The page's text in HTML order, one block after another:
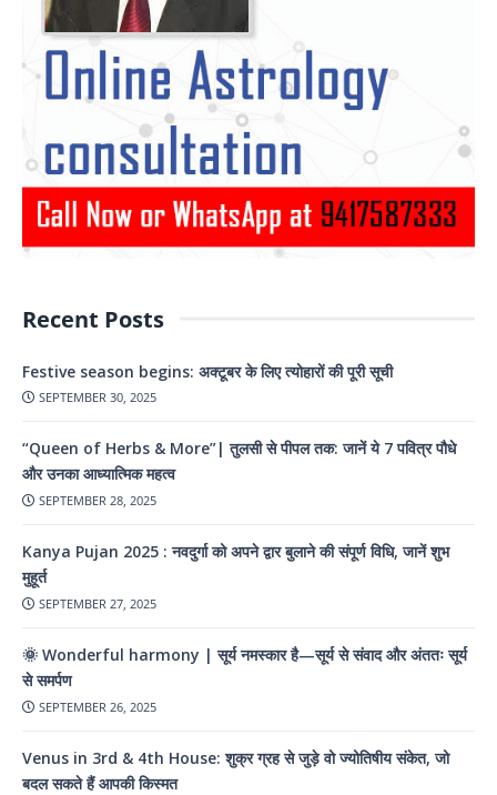
Recent Posts
Festive season begins: अक्टूबर के लिए त्योहारों की पूरी सूची
SEPTEMBER 30, 2025
“Queen of Herbs & More”| तुलसी से पीपल तक: जानें ये 7 पवित्र पौधे
और उनका आध्यात्मिक महत्व
SEPTEMBER 28, 2025
Kanya Pujan 2025 : नवदुर्गा को अपने द्वार बुलाने की संपूर्ण विधि, जानें शुभ
मुहूर्त
SEPTEMBER 27, 2025
🌞 Wonderful harmony | सूर्य नमस्कार है—सूर्य से संवाद और अंततः सूर्य
से समर्पण
SEPTEMBER 26, 2025
Venus in 3rd & 4th House: शुक्र ग्रह से जुड़े वो ज्योतिषीय संकेत, जो
बदल सकते हैं आपकी किस्मत